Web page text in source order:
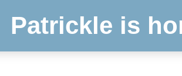
Patrickle is